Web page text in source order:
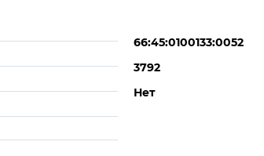
66:45:0100133:0052
3792
Нет